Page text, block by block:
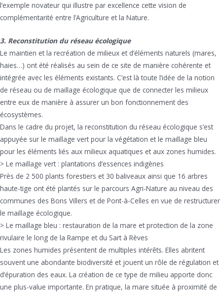
l’exemple novateur qui illustre par excellence cette vision de
complémentarité entre l’Agriculture et la Nature.
3. Reconstitution du réseau écologique
Le maintien et la recréation de milieux et d’éléments naturels (mares,
haies…) ont été réalisés au sein de ce site de manière cohérente et
intégrée avec les éléments existants. C’est là toute l’idée de la notion
de réseau ou de maillage écologique que de connecter les milieux
entre eux de manière à assurer un bon fonctionnement des
écosystèmes.
Dans le cadre du projet, la reconstitution du réseau écologique s’est
appuyée sur le maillage vert pour la végétation et le maillage bleu
pour les éléments liés aux milieux aquatiques et aux zones humides.
> Le maillage vert : plantations d’essences indigènes
Près de 2 500 plants forestiers et 30 baliveaux ainsi que 16 arbres
haute-tige ont été plantés sur le parcours Agri-Nature au niveau des
communes des Bons Villers et de Pont-à-Celles en vue de restructurer
le maillage écologique.
> Le maillage bleu : restauration de la mare et protection de la zone
rivulaire le long de la Rampe et du Sart à Rèves
Les zones humides présentent de multiples intérêts. Elles abritent
souvent une abondante biodiversité et jouent un rôle de régulation et
d’épuration des eaux. La création de ce type de milieu apporte donc
une plus-value importante. En pratique, la mare située à proximité de